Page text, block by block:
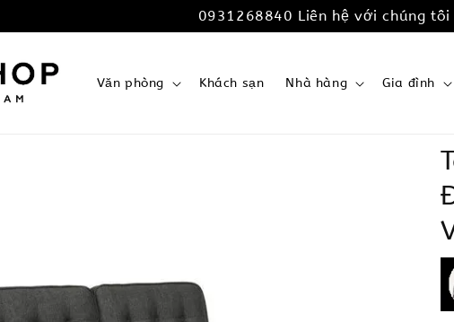
0931268840 Liên hệ với chúng tôi
Văn phòng Khách sạn Nhà hàng Gia đình